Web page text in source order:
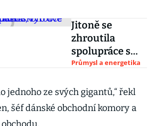
Jitoně se
zhroutila
spolupráce s
Ikeou, výrobce
propustí skoro
dvě stovky lidí
Průmysl a energetika
jednoho ze svých gigantů,“ řekl
šéf dánské obchodní komory a